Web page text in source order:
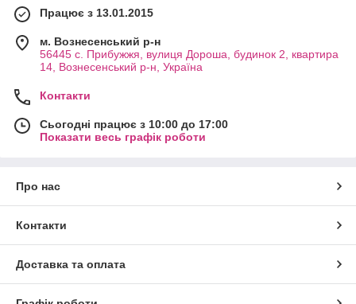
Працює з 13.01.2015
м. Вознесенський р-н
56445 с. Прибужжя, вулиця Дороша, будинок 2, квартира
14, Вознесенський р-н, Україна
Контакти
Сьогодні працює з 10:00 до 17:00
Показати весь графік роботи
Про нас
Контакти
Доставка та оплата